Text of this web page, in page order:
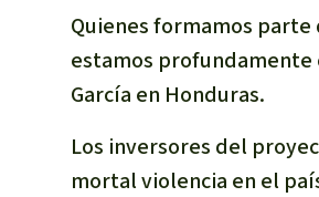
Quienes formamos
estamos profundamente
García en Honduras.
Los inversores del
mortal violencia en el